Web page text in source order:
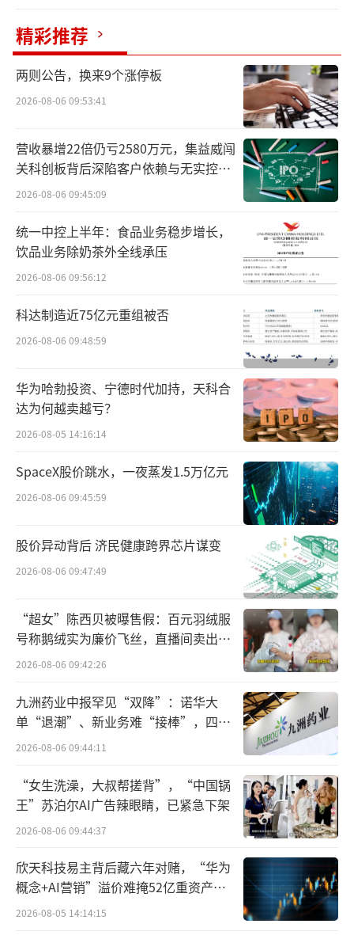
3、亿田智能：子公司拟不超5.5亿元采购
服务器及配套设备，主要用于为客户提供算力
服务
公司全资子公司甘肃亿算智能科技有限公
司拟向多家供应商采购服务器及配套设备，采
购合同总金额预计不超过5.5亿元，主要用于为
4、天海电子：与机器人公司合作事项对公
司当前主营业务未构成实质性影响
公司连续2个交易日内收盘价涨幅偏离值累
计超过20%，属于股票交易异常波动。注意到
近期市场对机器人相关概念关注度较高，公司
就相关事项说明如下：2026年6月26日，公司
与机器人公司上海它石智航技术有限公司达成
合作。目前，该合作事项对公司当前主营业务
未构成实质性影响，短期内难以对公司经营业
绩形成明显贡献，合作落地进度、预期收益均
5、2连板金时科技：超级电容器业务仍处
于前期发展阶段，整体收入占比较低
公司股票连续两个交易日(2026年7月7日、
7月8日)收盘价格涨幅偏离值累计超过20%，属
于股票交易异常波动。公司郑重提醒广大投资
者，公司超级电容器业务仍处于前期发展阶
段，整体收入占比较低，目前暂无在手订单，
该业务未来能否为公司带来良好的业绩回报尚
存在不确定性；公司（含合并报表范围内控股
公司）目前不涉及液冷相关业务、光通信业
务。敬请广大投资者理性研判、审慎投资，注
意防范二级市场交易风险。
6、佳缘科技：因涉嫌信息披露违法违规，
证监会决定对公司立案
精彩推荐
两则公告，换来9个涨停板
2026-08-06 09:53:41
营收暴增22倍仍亏2580万元，集益威闯
关科创板背后深陷客户依赖与无实控人
困局
2026-08-06 09:45:09
统一中控上半年：食品业务稳步增长，
饮品业务除奶茶外全线承压
2026-08-06 09:56:12
科达制造近75亿元重组被否
2026-08-06 09:48:59
华为哈勃投资、宁德时代加持，天科合
达为何越卖越亏？
2026-08-05 14:16:14
SpaceX股价跳水，一夜蒸发1.5万亿元
2026-08-06 09:45:59
股价异动背后 济民健康跨界芯片谋变
2026-08-06 09:47:49
“超女”陈西贝被曝售假：百元羽绒服
号称鹅绒实为廉价飞丝，直播间卖出超
百万元
2026-08-06 09:42:26
九洲药业中报罕见“双降”：诺华大
单“退潮”、新业务难“接棒”，四大
难关待闯
2026-08-06 09:44:11
“女生洗澡，大叔帮搓背”，“中国锅
王”苏泊尔AI广告辣眼睛，已紧急下架
2026-08-06 09:44:37
欣天科技易主背后藏六年对赌，“华为
概念+AI营销”溢价难掩52亿重资产考
验
2026-08-05 14:14:15